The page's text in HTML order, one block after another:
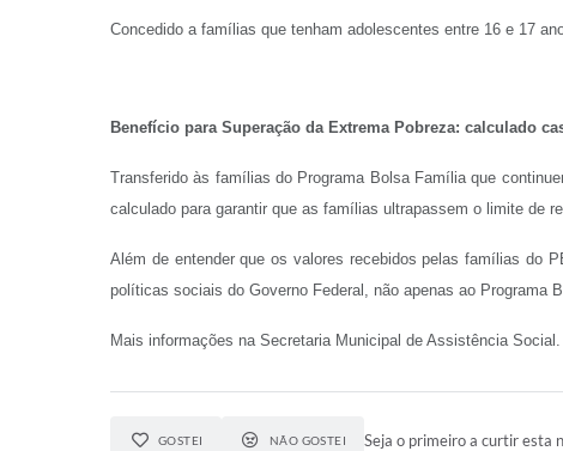
Concedido a famílias que tenham adolescentes entre 16 e 17
Benefício para Superação da Extrema Pobreza: calculado
Transferido às famílias do Programa Bolsa Família que
calculado para garantir que as famílias ultrapassem o limite de
Além de entender que os valores recebidos pelas famílias do
políticas sociais do Governo Federal, não apenas ao Programa
Mais informações na Secretaria Municipal de Assistência Social.
GOSTEI NÃO GOSTEI Seja o primeiro a curtir esta